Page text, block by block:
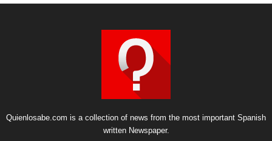
Quienlosabe.com is a collection of news from the most important Spanish
written Newspaper.